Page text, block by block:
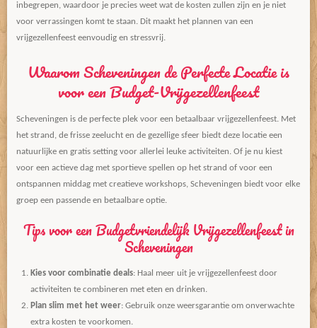
inbegrepen, waardoor je precies weet wat de kosten zullen zijn en je niet
voor verrassingen komt te staan. Dit maakt het plannen van een
vrijgezellenfeest eenvoudig en stressvrij.
Waarom Scheveningen de Perfecte Locatie is
voor een Budget-Vrijgezellenfeest
Scheveningen is de perfecte plek voor een betaalbaar vrijgezellenfeest. Met
het strand, de frisse zeelucht en de gezellige sfeer biedt deze locatie een
natuurlijke en gratis setting voor allerlei leuke activiteiten. Of je nu kiest
voor een actieve dag met sportieve spellen op het strand of voor een
ontspannen middag met creatieve workshops, Scheveningen biedt voor elke
groep een passende en betaalbare optie.
Tips voor een Budgetvriendelijk Vrijgezellenfeest in
Scheveningen
Kies voor combinatie deals: Haal meer uit je vrijgezellenfeest door
activiteiten te combineren met eten en drinken.
Plan slim met het weer: Gebruik onze weersgarantie om onverwachte
extra kosten te voorkomen.